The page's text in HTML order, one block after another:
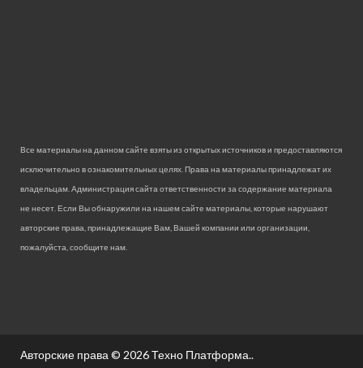
Все материалы на данном сайте взяты из открытых источников и предоставляются
исключительно в ознакомительных целях. Права на материалы принадлежат их
владельцам. Администрация сайта ответственности за содержание материала
не несет. Если Вы обнаружили на нашем сайте материалы, которые нарушают
авторские права, принадлежащие Вам, Вашей компании или организации,
пожалуйста, сообщите нам.
Авторские права © 2026Техно Платформа..